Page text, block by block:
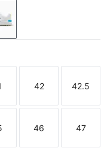
SilverPUMA Black
Slate Sky-PUMA
White-Apple
Maat
42
Maat
42.5
Maat
46
Maat
47